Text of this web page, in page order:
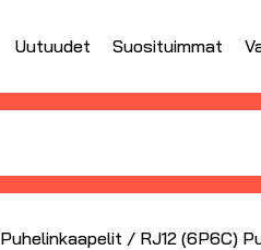
Uutuudet Suosituimmat
Puhelinkaapelit / RJ12 (6P6C)